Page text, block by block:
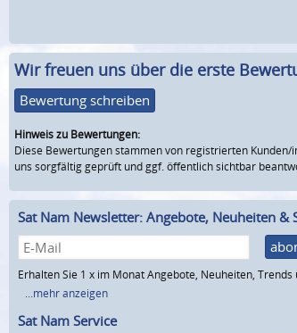
Wir freuen uns über die erste
Bewertung schreiben
Hinweis zu Bewertungen:
Diese Bewertungen stammen von registrierten
uns sorgfältig geprüft und ggf. öffentlich sichtbar
Sat Nam Newsletter: Angebote, Neuheiten &
Erhalten Sie 1 x im Monat Angebote, Neuheiten, Trends
...mehr anzeigen
Sat Nam Service